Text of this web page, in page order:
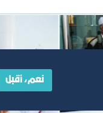
نعم، أقبل